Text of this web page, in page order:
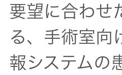
要望に合わせ
る、手術室向
報システムの